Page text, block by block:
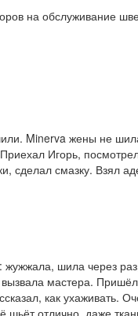
на обслуживание
Minerva жены не
Игорь,
сделал смазку. Взял
шила через
мастера. Пришёл
как ухаживать.